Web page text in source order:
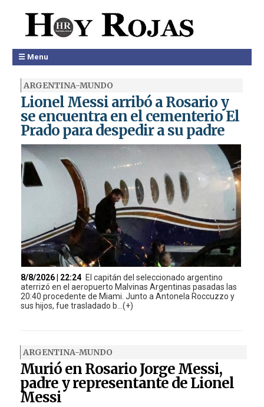
☰ Menu
ARGENTINA-MUNDO
Lionel Messi arribó a Rosario y
se encuentra en el cementerio El
Prado para despedir a su padre
8/8/2026 | 22:24 El capitán del seleccionado argentino
aterrizó en el aeropuerto Malvinas Argentinas pasadas las
20:40 procedente de Miami. Junto a Antonela Roccuzzo y
sus hijos, fue trasladado b...(+)
ARGENTINA-MUNDO
Murió en Rosario Jorge Messi,
padre y representante de Lionel
Messi